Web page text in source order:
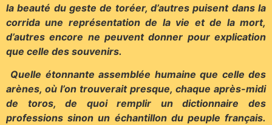
la beauté du geste de toréer, d’autres puisent dans la
corrida une représentation de la vie et de la mort,
d’autres encore ne peuvent donner pour explication
que celle des souvenirs.
Quelle étonnante assemblée humaine que celle des
arènes, où l’on trouverait presque, chaque après-midi
de toros, de quoi remplir un dictionnaire des
professions sinon un échantillon du peuple français.